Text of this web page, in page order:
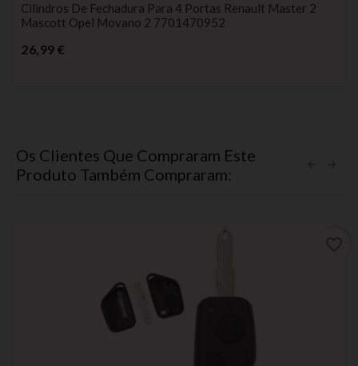
Cilindros De Fechadura Para 4 Portas Renault Master 2
Mascott Opel Movano 2 7701470952
26,99 €
Os Clientes Que Compraram Este
Produto Também Compraram: